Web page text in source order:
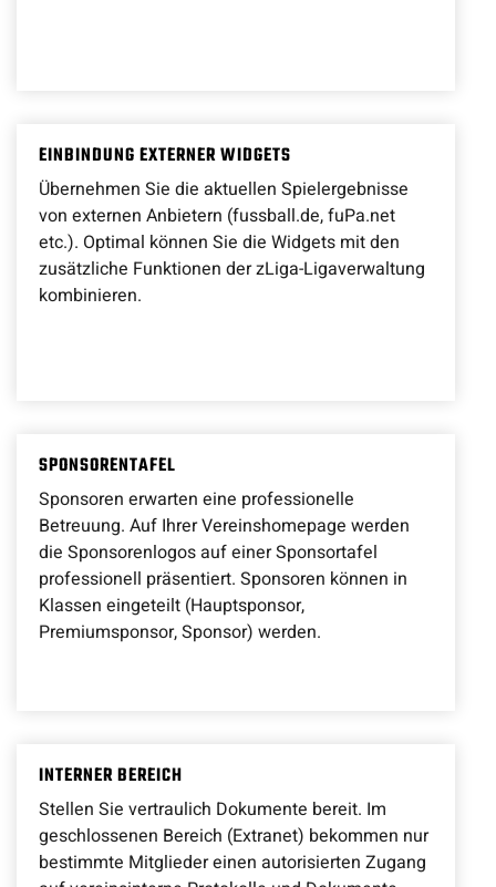
EINBINDUNG EXTERNER WIDGETS
Übernehmen Sie die aktuellen Spielergebnisse
von externen Anbietern (fussball.de, fuPa.net
etc.). Optimal können Sie die Widgets mit den
zusätzliche Funktionen der zLiga-Ligaverwaltung
kombinieren.
SPONSORENTAFEL
Sponsoren erwarten eine professionelle
Betreuung. Auf Ihrer Vereinshomepage werden
die Sponsorenlogos auf einer Sponsortafel
professionell präsentiert. Sponsoren können in
Klassen eingeteilt (Hauptsponsor,
Premiumsponsor, Sponsor) werden.
INTERNER BEREICH
Stellen Sie vertraulich Dokumente bereit. Im
geschlossenen Bereich (Extranet) bekommen nur
bestimmte Mitglieder einen autorisierten Zugang